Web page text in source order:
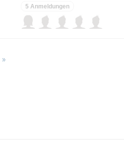
5 Anmeldungen
»